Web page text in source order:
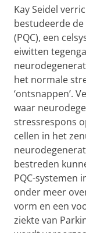
Kay Seidel
bestudeerde
(PQC), een
eiwitten
het normale
‘ontsnappen’.
waar
stressrespons
cellen in het
bestreden
PQC-systemen
onder meer
vorm en een
ziekte van